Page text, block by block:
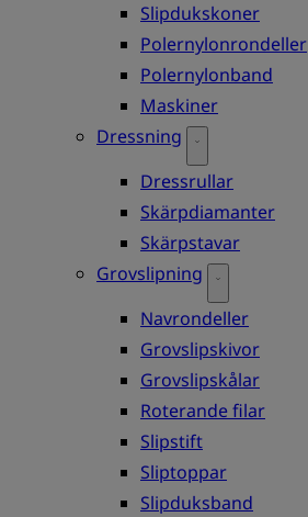
Slipdukskoner
Polernylonrondeller
Polernylonband
Maskiner
Dressning
Dressrullar
Skärpdiamanter
Skärpstavar
Grovslipning
Navrondeller
Grovslipskivor
Grovslipskålar
Roterande filar
Slipstift
Sliptoppar
Slipduksband